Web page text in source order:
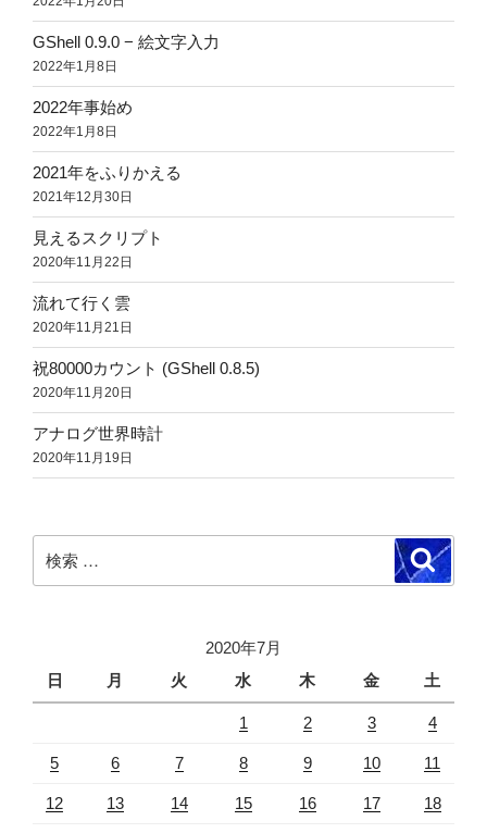
GShell 0.9.0 − 絵文字入力
2022年1月8日
2022年事始め
2022年1月8日
2021年をふりかえる
2021年12月30日
見えるスクリプト
2020年11月22日
流れて行く雲
2020年11月21日
祝80000カウント (GShell 0.8.5)
2020年11月20日
アナログ世界時計
2020年11月19日
索:
検
索
2020年7月
日
月 火 水 木 金 土
1 2 3 4
5 6 7 8 9 10 11
12 13 14 15 16 17 18